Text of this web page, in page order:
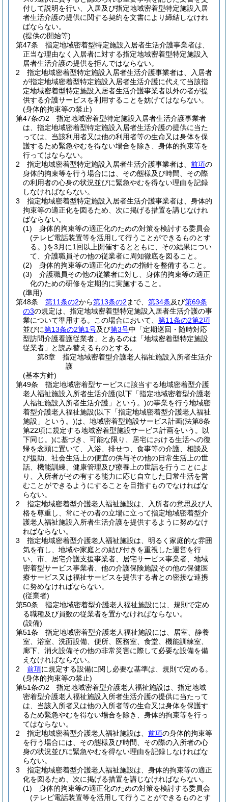
付して説明を行い、入居及び指定地域密着型特定施設入居
者生活介護の提供に関する契約を文書により締結しなけれ
ばならない。
(提供の開始等)
第47条
指定地域密着型特定施設入居者生活介護事業者は、
正当な理由なく入居者に対する指定地域密着型特定施設入
居者生活介護の提供を拒んではならない。
2
指定地域密着型特定施設入居者生活介護事業者は、入居者
が指定地域密着型特定施設入居者生活介護に代えて当該指
定地域密着型特定施設入居者生活介護事業者以外の者が提
供する介護サービスを利用することを妨げてはならない。
(身体的拘束等の禁止)
第47条の2
指定地域密着型特定施設入居者生活介護事業者
は、指定地域密着型特定施設入居者生活介護の提供に当た
っては、当該利用者又は他の利用者等の生命又は身体を保
護するため緊急やむを得ない場合を除き、身体的拘束等を
行ってはならない。
2
指定地域密着型特定施設入居者生活介護事業者は、 前項の
身体的拘束等を行う場合には、その態様及び時間、その際
の利用者の心身の状況並びに緊急やむを得ない理由を記録
しなければならない。
3
指定地域密着型特定施設入居者生活介護事業者は、身体的
拘束等の適正化を図るため、次に掲げる措置を講じなけれ
ばならない。
(1)
身体的拘束等の適正化のための対策を検討する委員会
(テレビ電話装置等を活用して行うことができるものとす
る。)を3月に1回以上開催するとともに、その結果につい
て、介護職員その他の従業者に周知徹底を図ること。
(2)
身体的拘束等の適正化のための指針を整備すること。
(3)
介護職員その他の従業者に対し、身体的拘束等の適正
化のための研修を定期的に実施すること。
(準用)
第48条
第11条の2から第13条の2 まで、 第34条及び第69条
の3の規定は、指定地域密着型特定施設入居者生活介護の事
業について準用する。
この場合において、 第11条の2第2項
並びに第13条の2第1号及び第3号中「定期巡回・随時対応
型訪問介護看護従業者」とあるのは「地域密着型特定施設
従業者」と読み替えるものとする。
第8章
指定地域密着型介護老人福祉施設入所者生活介
護
(基本方針)
第49条
指定地域密着型サービスに該当する地域密着型介護
老人福祉施設入所者生活介護(以下「指定地域密着型介護老
人福祉施設入所者生活介護」という。)の事業を行う地域密
着型介護老人福祉施設(以下「指定地域密着型介護老人福祉
施設」という。)は、地域密着型施設サービス計画(法第8条
第22項に規定する地域密着型施設サービス計画をいう。以
下同じ。)に基づき、可能な限り、居宅における生活への復
帰を念頭に置いて、入浴、排せつ、食事等の介護、相談及
び援助、社会生活上の便宜の供与その他の日常生活上の世
話、機能訓練、健康管理及び療養上の世話を行うことによ
り、入所者がその有する能力に応じ自立した日常生活を営
むことができるようにすることを目指すものでなければな
らない。
2
指定地域密着型介護老人福祉施設は、入所者の意思及び人
格を尊重し、常にその者の立場に立って指定地域密着型介
護老人福祉施設入所者生活介護を提供するように努めなけ
ればならない。
3
指定地域密着型介護老人福祉施設は、明るく家庭的な雰囲
気を有し、地域や家庭との結び付きを重視した運営を行
い、市、居宅介護支援事業者、居宅サービス事業者、地域
密着型サービス事業者、他の介護保険施設その他の保健医
療サービス又は福祉サービスを提供する者との密接な連携
に努めなければならない。
(従業者)
第50条
指定地域密着型介護老人福祉施設には、規則で定め
る職種及び員数の従業者を置かなければならない。
(設備)
第51条
指定地域密着型介護老人福祉施設には、居室、静養
室、浴室、洗面設備、便所、医務室、食堂、機能訓練室、
廊下、消火設備その他の非常災害に際して必要な設備を備
えなければならない。
2
前項に規定する設備に関し必要な基準は、規則で定める。
(身体的拘束等の禁止)
第51条の2
指定地域密着型介護老人福祉施設は、指定地域
密着型介護老人福祉施設入所者生活介護の提供に当たって
は、当該入所者又は他の入所者等の生命又は身体を保護す
るため緊急やむを得ない場合を除き、身体的拘束等を行っ
てはならない。
2
指定地域密着型介護老人福祉施設は、 前項の身体的拘束等
を行う場合には、その態様及び時間、その際の入所者の心
身の状況並びに緊急やむを得ない理由を記録しなければな
らない。
3
指定地域密着型介護老人福祉施設は、身体的拘束等の適正
化を図るため、次に掲げる措置を講じなければならない。
(1)
身体的拘束等の適正化のための対策を検討する委員会
(テレビ電話装置等を活用して行うことができるものとす